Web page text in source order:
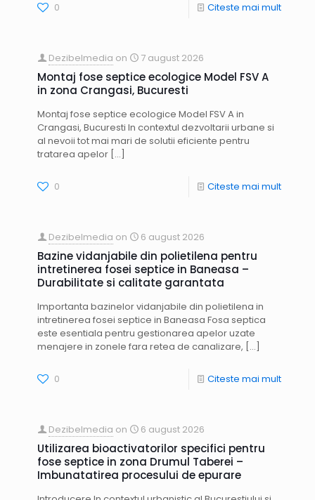
0 Citeste mai mult
Dezibelmedia on 7 august 2026
Montaj fose septice ecologice Model FSV A
in zona Crangasi, Bucuresti
Montaj fose septice ecologice Model FSV A in
Crangasi, Bucuresti In contextul dezvoltarii urbane si
al nevoii tot mai mari de solutii eficiente pentru
tratarea apelor […]
0 Citeste mai mult
Dezibelmedia on 6 august 2026
Bazine vidanjabile din polietilena pentru
intretinerea fosei septice in Baneasa –
Durabilitate si calitate garantata
Importanta bazinelor vidanjabile din polietilena in
intretinerea fosei septice in Baneasa Fosa septica
este esentiala pentru gestionarea apelor uzate
menajere in zonele fara retea de canalizare, […]
0 Citeste mai mult
Dezibelmedia on 6 august 2026
Utilizarea bioactivatorilor specifici pentru
fose septice in zona Drumul Taberei –
Imbunatatirea procesului de epurare